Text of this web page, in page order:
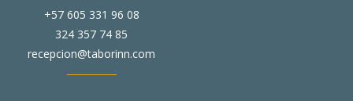
+57 605 331 96 08
324 357 74 85
recepcion@taborinn.com